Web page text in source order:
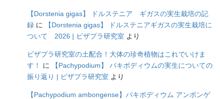
【Dorstenia gigas】 ドルステニア ギガスの実生栽培の記
録 に
【Dorstenia gigas】 ドルステニアギガスの実生栽培に
ついて 2026 | ビザプラ研究室 より
ビザプラ研究室の土配合！大体の珍奇植物はこれでいけま
す！
に
【Pachypodium】 パキポディウムの実生についての
振り返り | ビザプラ研究室 より
【Pachypodium ambongense】パキポディウム アンボンゲ